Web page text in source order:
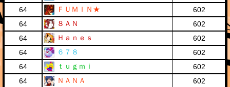
64
ＦＵＭＩＮ★
602
64
８ＡＮ
602
64
Ｈａｎｅｓ
602
64
６７８
602
64
ｔｕｇｍｉ
602
64
ＮＡＮＡ
602